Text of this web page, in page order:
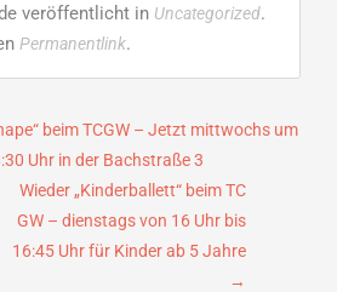
veröffentlicht in Uncategorized.
Permanentlink.
beim TCGW – Jetzt mittwochs um
Uhr in der Bachstraße 3
Wieder „Kinderballett“ beim TC
GW – dienstags von 16 Uhr bis
16:45 Uhr für Kinder ab 5 Jahre
→